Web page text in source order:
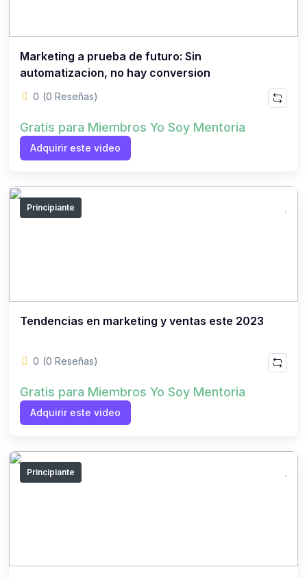
Marketing a prueba de futuro: Sin
automatizacion, no hay conversion
0 (0 Reseñas)
Gratis para Miembros Yo Soy Mentoria
Adquirir este video
Principiante
Tendencias en marketing y ventas este 2023
0 (0 Reseñas)
Gratis para Miembros Yo Soy Mentoria
Adquirir este video
Principiante